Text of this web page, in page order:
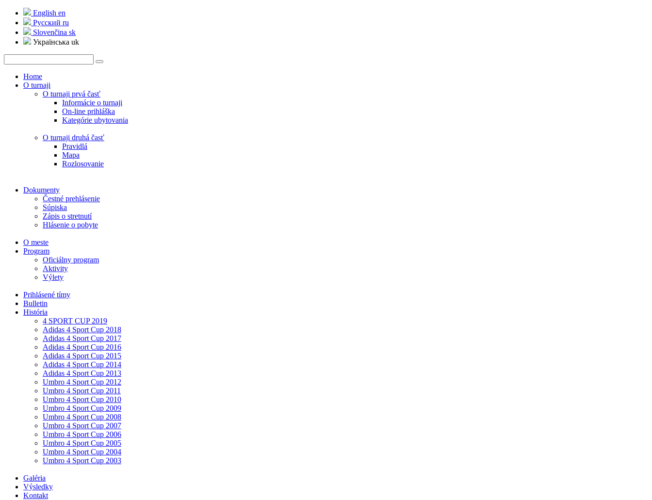
English en
Русский ru
Slovenčina sk
Українська uk
Home
O turnaji
O turnaji prvá časť
Informácie o turnaji
On-line prihláška
Kategórie ubytovania
O turnaji druhá časť
Pravidlá
Mapa
Rozlosovanie
Dokumenty
Čestné prehlásenie
Súpiska
Zápis o stretnutí
Hlásenie o pobyte
O meste
Program
Oficiálny program
Aktivity
Výlety
Prihlásené tímy
Bulletin
História
4 SPORT CUP 2019
Adidas 4 Sport Cup 2018
Adidas 4 Sport Cup 2017
Adidas 4 Sport Cup 2016
Adidas 4 Sport Cup 2015
Adidas 4 Sport Cup 2014
Adidas 4 Sport Cup 2013
Umbro 4 Sport Cup 2012
Umbro 4 Sport Cup 2011
Umbro 4 Sport Cup 2010
Umbro 4 Sport Cup 2009
Umbro 4 Sport Cup 2008
Umbro 4 Sport Cup 2007
Umbro 4 Sport Cup 2006
Umbro 4 Sport Cup 2005
Umbro 4 Sport Cup 2004
Umbro 4 Sport Cup 2003
Galéria
Výsledky
Kontakt